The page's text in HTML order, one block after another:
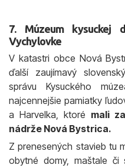
7. Múzeum kysuckej
Vychylovke
V katastri obce Nová
ďalší zaujímavý
správu Kysuckého
najcennejšie pamiatky
a Harvelka, ktoré mali
nádrže Nová Bystrica.
Z prenesených stavieb tu
obytné domy, maštale či